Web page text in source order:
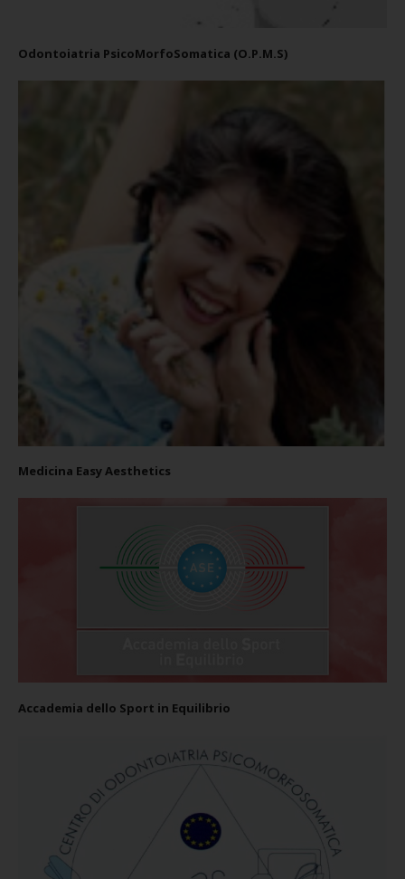
Odontoiatria PsicoMorfoSomatica (O.P.M.S)
Medicina Easy Aesthetics
Accademia dello Sport in Equilibrio